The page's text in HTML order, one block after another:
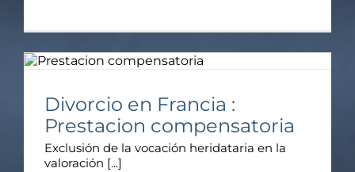
Divorcio en Francia :
Prestacion compensatoria
Exclusión de la vocación heridataria en la
valoración [...]